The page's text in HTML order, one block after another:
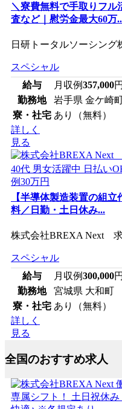
＼寮費無料で手取りフ
査など｜慰労金最大60万
日研トータルソーシン
スペシャル
給与
月収例357,000円
勤務地
岩手県 金ケ崎
寮・社宅 あり（無料）
詳しく
見る
【半導体製造装置の組
料／日勤・土日休み...
株式会社BREXA Next 求
スペシャル
給与
月収例300,000円
勤務地
宮城県 大和町
寮・社宅 あり（無料）
詳しく
見る
全国のおすすめ求人